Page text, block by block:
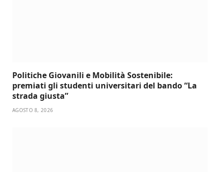
Politiche Giovanili e Mobilità Sostenibile:
premiati gli studenti universitari del bando “La
strada giusta”
AGOSTO 8, 2026